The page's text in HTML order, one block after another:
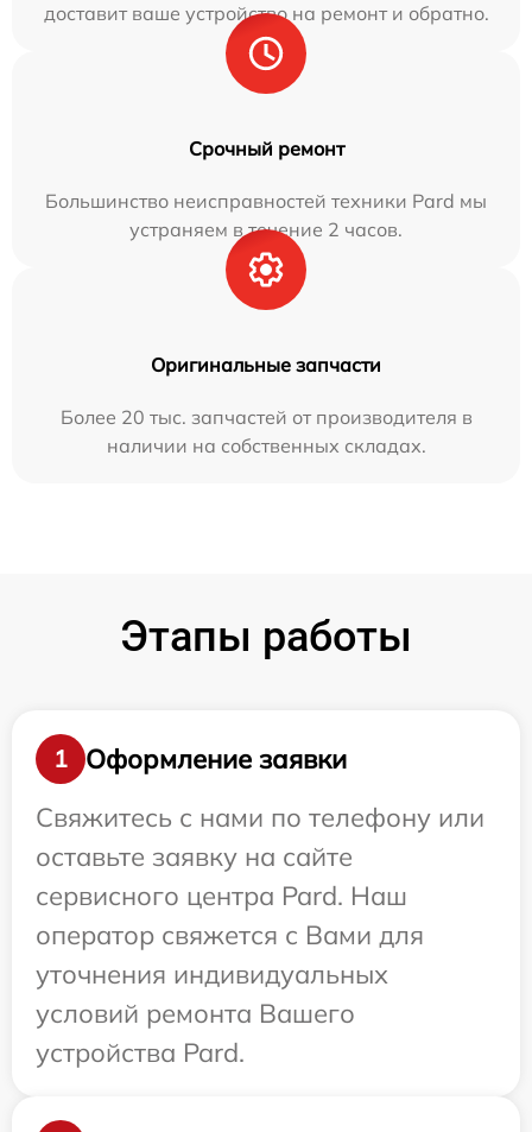
доставит ваше устройство на ремонт и обратно.
Срочный ремонт
Большинство неисправностей техники Pard мы
устраняем в течение 2 часов.
Оригинальные запчасти
Более 20 тыс. запчастей от производителя в
наличии на собственных складах.
Этапы работы
1
Оформление заявки
Свяжитесь с нами по телефону или
оставьте заявку на сайте
сервисного центра Pard. Наш
оператор свяжется с Вами для
уточнения индивидуальных
условий ремонта Вашего
устройства Pard.